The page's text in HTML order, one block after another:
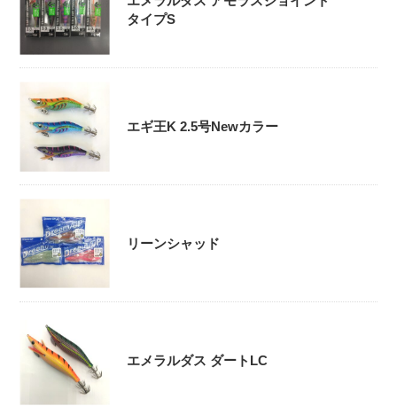
タイプS
エギ王K 2.5号Newカラー
リーンシャッド
エメラルダス ダートLC